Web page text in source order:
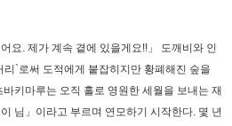
가 계속 곁에 있을게요!!」 도깨비와 인
`로써 도적에게 붙잡히지만 황폐해진 숲을
키마루는 오직 홀로 영원한 세월을 보내는 재
님」이라고 부르며 연모하기 시작한다. 몇 년